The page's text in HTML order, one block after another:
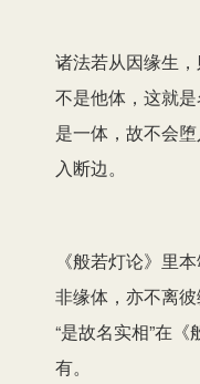
诸法若从因缘生
不是他体，这就
是一体，故不会
入断边。
《般若灯论》里
非缘体，亦不离
“是故名实相”在
有。